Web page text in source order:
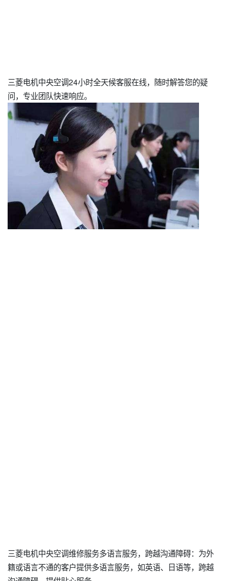
三菱电机中央空调24小时全天候客服在线，随时解答您的疑
问，专业团队快速响应。
三菱电机中央空调维修服务多语言服务，跨越沟通障碍：为外
籍或语言不通的客户提供多语言服务，如英语、日语等，跨越